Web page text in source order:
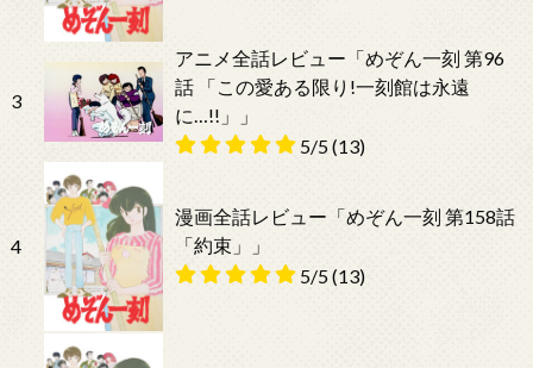
3
アニメ全話レビュー「めぞん一刻 第96
話 「この愛ある限り!一刻館は永遠
に…!!」」
5/5(13)
4
漫画全話レビュー「めぞん一刻 第158話
「約束」」
5/5(13)